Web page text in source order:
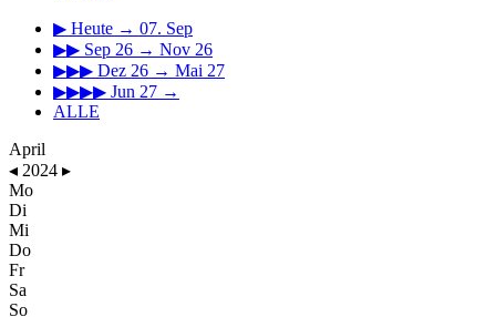
▶ Heute → 07. Sep
▶▶ Sep 26 → Nov 26
▶▶▶ Dez 26 → Mai 27
▶▶▶▶ Jun 27 →
ALLE
April
◂ 2024 ▸
Mo
Di
Mi
Do
Fr
Sa
So